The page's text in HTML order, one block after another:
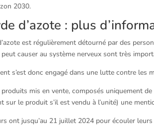
2030.
d’azote : plus
est régulièrement détourné par des
causer au système nerveux sont très
s’est donc engagé dans une lutte contre les
mis en vente, composés uniquement
sur le produit s’il est vendu à l’unité) une
ont jusqu’au 21 juillet 2024 pour écouler